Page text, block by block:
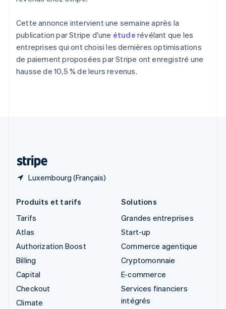
Cette annonce intervient une semaine après la
publication par Stripe d'une étude révélant que les
entreprises qui ont choisi les dernières optimisations
de paiement proposées par Stripe ont enregistré une
hausse de 10,5 % de leurs revenus.
Luxembourg (Français)
Roumanie
Royaume-Uni
English
Singapour
English简体中文
Slovaquie
English
Produits et tarifs
Tarifs
Atlas
Authorization Boost
Billing
Capital
Checkout
Climate
Solutions
Grandes entreprises
Start-up
Commerce agentique
Cryptomonnaie
E-commerce
Services financiers
intégrés